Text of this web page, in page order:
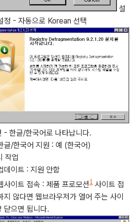
설
정 - 자동으로 Korean 선택
- 한글/한국어로 나타납니다.
글/한국어 지원 : 예 (한국어)
작업
데이트 : 지원 안함
사이트 접속 : 제품 프로모션 1 사이트 접
지 않다면 웹브라우저가 열어 주는 사이
닫으면 됩니다.